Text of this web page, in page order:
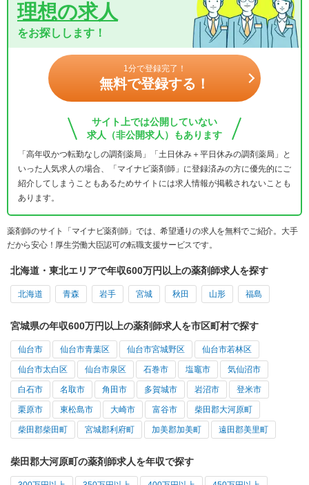
理想の求人
をお探しします！
1分で登録完了！
無料で登録する！
サイト上では公開していない
求人（非公開求人）もあります
「高年収かつ転勤なしの調剤薬局」「土日休み＋平日休みの調剤薬局」と
いった人気求人の場合、「マイナビ薬剤師」に登録済みの方に優先的にご
紹介してしまうこともあるためサイトには求人情報が掲載されないことも
あります。
薬剤師のサイト「マイナビ薬剤師」では、希望通りの求人を無料でご紹介。大手
だから安心！厚生労働大臣認可の転職支援サービスです。
北海道・東北エリアで年収600万円以上の薬剤師求人を探す
北海道 青森 岩手 宮城 秋田 山形 福島
宮城県の年収600万円以上の薬剤師求人を市区町村で探す
仙台市 仙台市青葉区 仙台市宮城野区 仙台市若林区
仙台市太白区 仙台市泉区 石巻市 塩竈市 気仙沼市
白石市 名取市 角田市 多賀城市 岩沼市 登米市
栗原市 東松島市 大崎市 富谷市 柴田郡大河原町
柴田郡柴田町 宮城郡利府町 加美郡加美町 遠田郡美里町
柴田郡大河原町の薬剤師求人を年収で探す